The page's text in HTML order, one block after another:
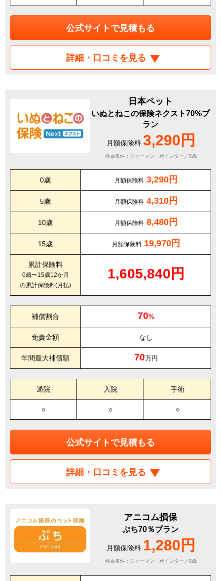
公式サイトで見積もる
詳細・口コミを見る
日本ペット
いぬとねこの保険ネクスト70%プ
ラン
月額保険料 3,290円
検索条件：ジャーマン・ポインター／0歳
0歳 月額保険料 3,290円
5歳 月額保険料 4,310円
10歳 月額保険料 8,480円
15歳 月額保険料 19,970円
累計保険料
0歳〜15歳12か月
の累計保険料(月払)
1,605,840円
補償割合 70%
免責金額 なし
年間最大補償額 70万円
通院 入院 手術
○ ○ ○
公式サイトで見積もる
詳細・口コミを見る
アニコム損保
ぷち70％プラン
月額保険料 1,280円
検索条件：ジャーマン・ポインター／0歳